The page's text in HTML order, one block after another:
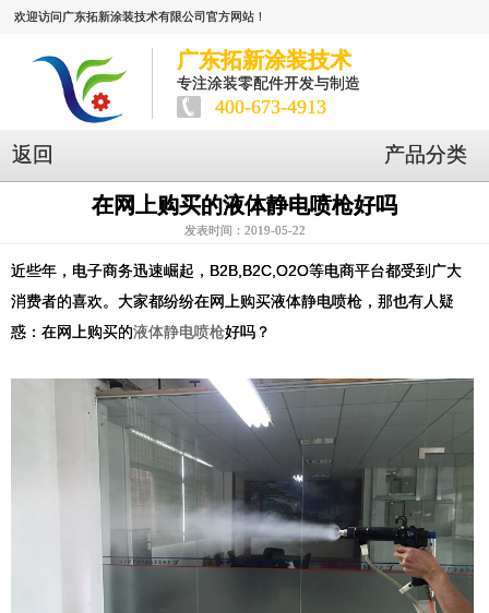
欢迎访问广东拓新涂装技术有限公司官方网站！
广东拓新涂装技术
专注涂装零配件开发与制造
400-673-4913
返回 产品分类
在网上购买的液体静电喷枪好吗
发表时间：2019-05-22
近些年，电子商务迅速崛起，B2B,B2C,O2O等电商平台都受到广大
消费者的喜欢。大家都纷纷在网上购买液体静电喷枪，那也有人疑
惑：在网上购买的液体静电喷枪好吗？